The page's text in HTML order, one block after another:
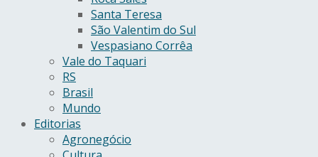
Santa Teresa
São Valentim do Sul
Vespasiano Corrêa
Vale do Taquari
RS
Brasil
Mundo
Editorias
Agronegócio